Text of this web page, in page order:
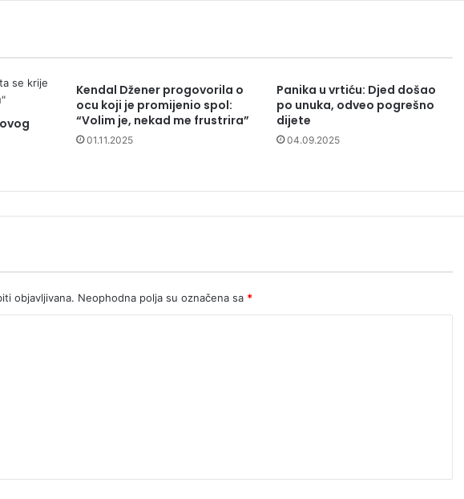
Kendal Džener progovorila o
ocu koji je promijenio spol:
“Volim je, nekad me frustrira”
01.11.2025
Panika u vrtiću: Djed došao
po unuka, odveo pogrešno
dijete
04.09.2025
objavljivana. Neophodna polja su označena sa *